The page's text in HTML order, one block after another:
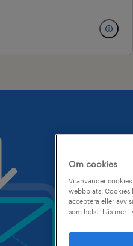
Om cookies
Vi använder
webbplats. Cookies
acceptera eller
som helst. Läs mer i